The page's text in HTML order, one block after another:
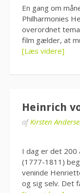
En gang om
Philharmonies
overordnet tema
film gælder, at
[Læs videre]
Heinrich
afKirsten
I dag er det 200
(1777-1811)
veninde
og sig selv. Det